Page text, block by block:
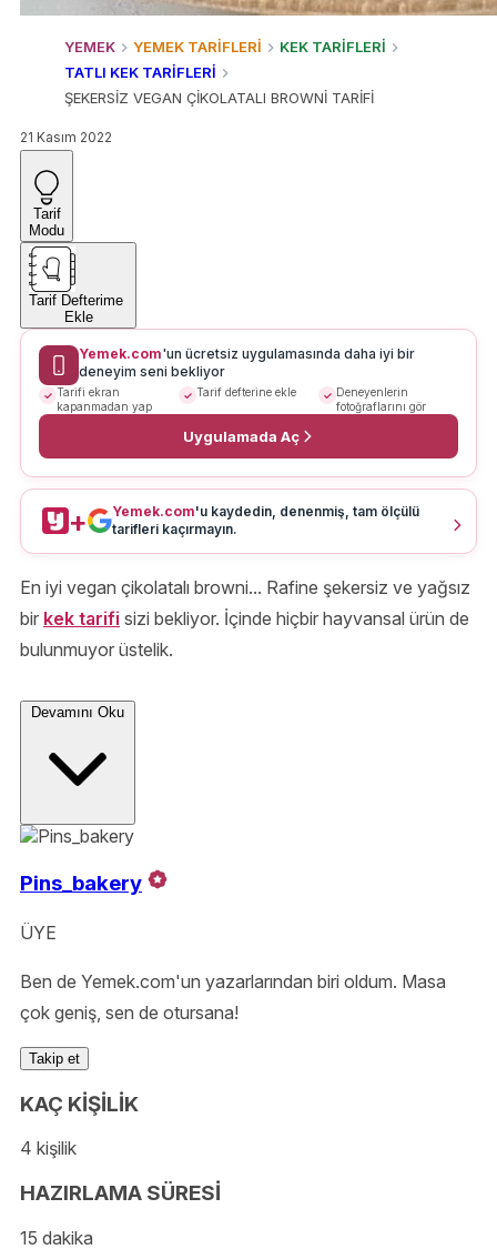
YEMEK YEMEK TARİFLERİ
KEK TARİFLERİ
TATLI KEK TARİFLERİ
ŞEKERSİZ VEGAN ÇİKOLATALI BROWNİ TARİFİ
21 Kasım 2022
Tarif
Modu
Tarif Defterime
Ekle
Yemek.com'un ücretsiz uygulamasında daha iyi bir
deneyim seni bekliyor
Tarifi ekran
kapanmadan yap
Tarif defterine ekle
Deneyenlerin
fotoğraflarını gör
Uygulamada Aç
+ Yemek.com'u kaydedin, denenmiş, tam ölçülü
tarifleri kaçırmayın.
En iyi vegan çikolatalı browni... Rafine şekersiz ve yağsız
bir kek tarifi sizi bekliyor. İçinde hiçbir hayvansal ürün de
bulunmuyor üstelik.
Devamını Oku
Pins_bakery
ÜYE
Ben de Yemek.com'un yazarlarından biri oldum. Masa
çok geniş, sen de otursana!
Takip et
KAÇ KİŞİLİK
4 kişilik
HAZIRLAMA SÜRESİ
15 dakika